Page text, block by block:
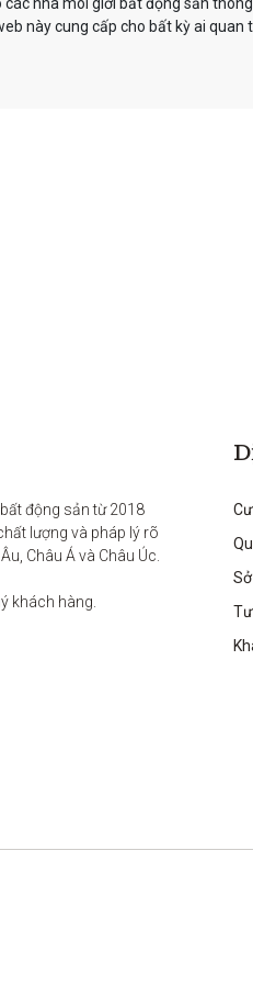
này cung cấp cho bất kỳ ai
động sản từ 2018
lượng và pháp lý rõ
Châu Á và Châu Úc.
khách hàng.